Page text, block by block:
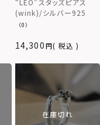
“LEO”スタッズピアス
(wink)/シルバー925
14,300 税込
（0）
在庫切れ